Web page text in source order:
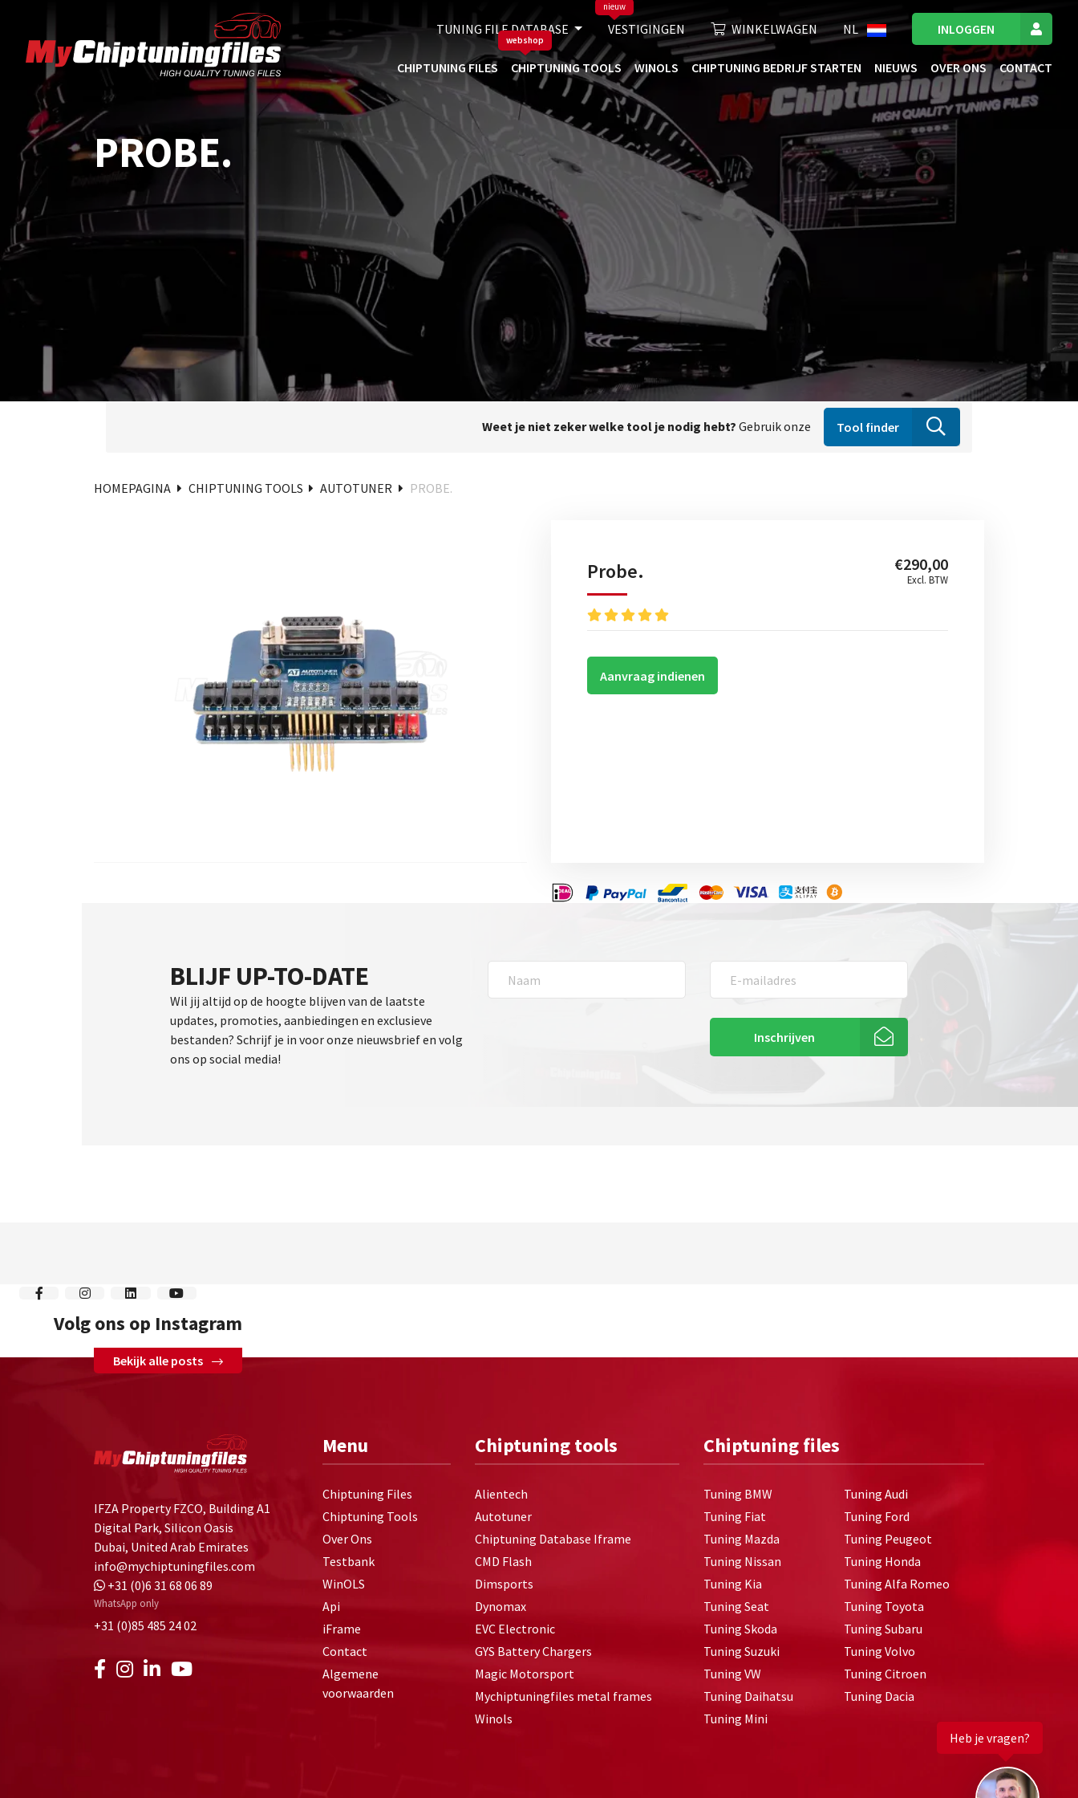
TUNING FILE DATABASE VESTIGINGEN
nieuw
WINKELWAGEN NL INLOGGEN
CHIPTUNING FILES CHIPTUNING TOOLS
webshop
WINOLS CHIPTUNING BEDRIJF STARTEN NIEUWS OVER ONS CONTACT
PROBE.
Weet je niet zeker welke tool je nodig hebt? Gebruik onze Tool finder
HOMEPAGINA CHIPTUNING TOOLS AUTOTUNER PROBE.
Probe. €290,00
Excl. BTW
Aanvraag indienen
BLIJF UP-TO-DATE
Wil jij altijd op de hoogte blijven van de laatste
updates, promoties, aanbiedingen en exclusieve
bestanden? Schrijf je in voor onze nieuwsbrief en volg
ons op social media!
Inschrijven
Volg ons op Instagram
Bekijk alle posts
IFZA Property FZCO, Building A1
Digital Park, Silicon Oasis
Dubai, United Arab Emirates
info@mychiptuningfiles.com
+31 (0)6 31 68 06 89
WhatsApp only
+31 (0)85 485 24 02
Menu
Chiptuning Files
Chiptuning Tools
Over Ons
Testbank
WinOLS
Api
iFrame
Contact
Algemene
voorwaarden
Chiptuning tools
Alientech
Autotuner
Chiptuning Database Iframe
CMD Flash
Dimsports
Dynomax
EVC Electronic
GYS Battery Chargers
Magic Motorsport
Mychiptuningfiles metal frames
Winols
Chiptuning files
Tuning BMW
Tuning Audi
Tuning Fiat
Tuning Ford
Tuning Mazda
Tuning Peugeot
Tuning Nissan
Tuning Honda
Tuning Kia
Tuning Alfa Romeo
Tuning Seat
Tuning Toyota
Tuning Skoda
Tuning Subaru
Tuning Suzuki
Tuning Volvo
Tuning VW
Tuning Citroen
Tuning Daihatsu
Tuning Dacia
Tuning Mini
Heb je vragen?